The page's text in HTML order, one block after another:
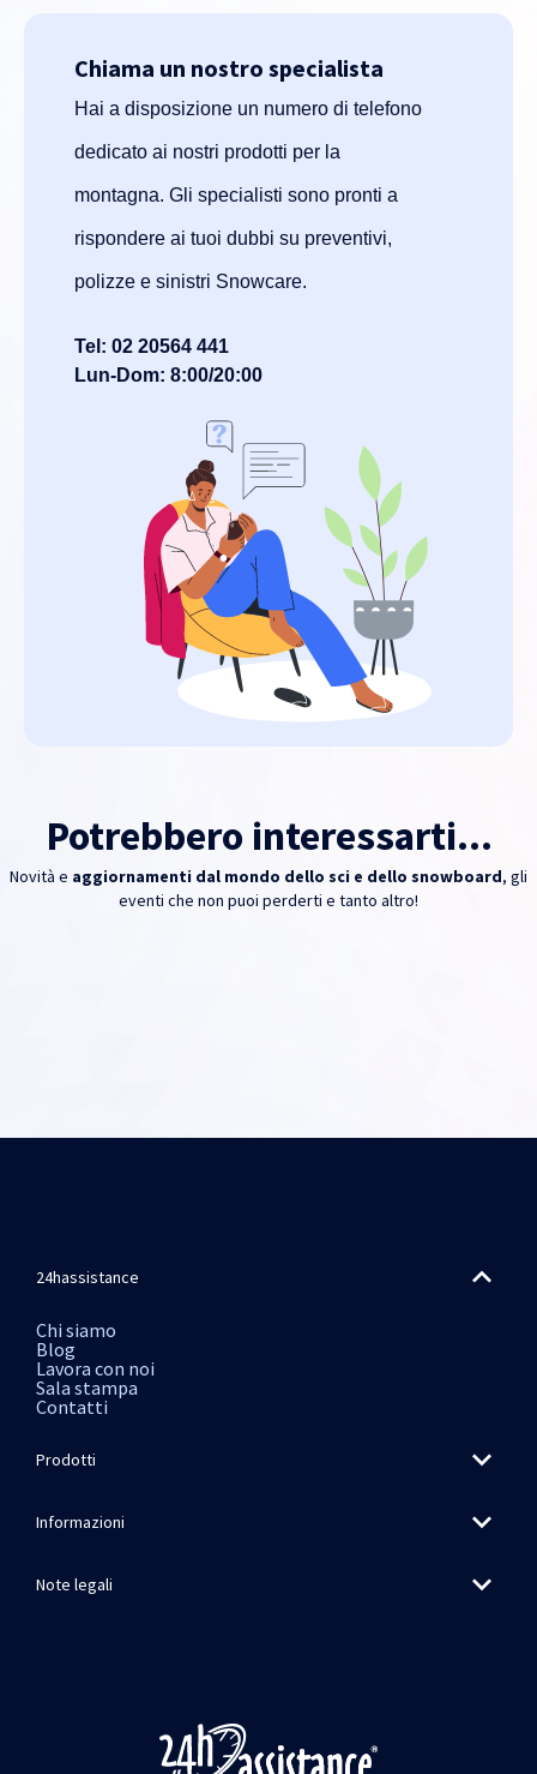
Chiama un nostro specialista
Hai a disposizione un numero di telefono
dedicato ai nostri prodotti per la
montagna. Gli specialisti sono pronti a
rispondere ai tuoi dubbi su preventivi,
polizze e sinistri Snowcare.
Tel: 02 20564 441
Lun-Dom: 8:00/20:00
Potrebbero interessarti...
Novità e aggiornamenti dal mondo dello sci e dello snowboard, gli
eventi che non puoi perderti e tanto altro!
24hassistance
Chi siamo
Blog
Lavora con noi
Sala stampa
Contatti
Prodotti
Informazioni
Note legali